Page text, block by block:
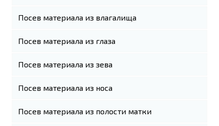
Посев материала из влагалища
Посев материала из глаза
Посев материала из зева
Посев материала из носа
Посев материала из полости матки